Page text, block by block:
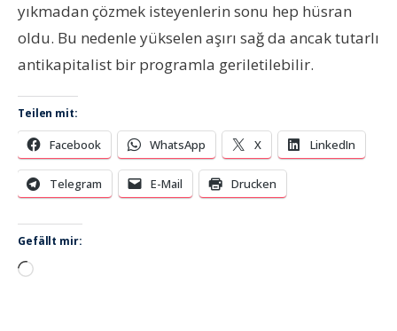
yıkmadan çözmek isteyenlerin sonu hep hüsran
oldu. Bu nedenle yükselen aşırı sağ da ancak tutarlı
antikapitalist bir programla geriletilebilir.
Teilen mit:
Facebook WhatsApp X LinkedIn
Telegram E-Mail Drucken
Gefällt mir:
Wird